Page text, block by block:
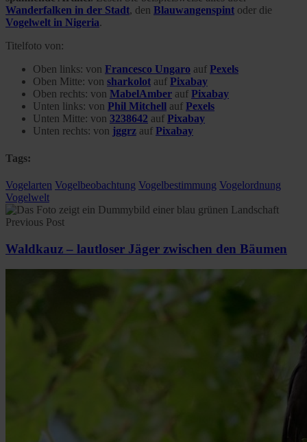
Wanderfalken in der Stadt, den Blauwangenspint oder die
Vogelwelt in Nigeria.
Titelfoto von:
Oben links: von Francesco Ungaro auf Pexels
Oben Mitte: von sharkolot auf Pixabay
Oben rechts: von MabelAmber auf Pixabay
Unten links: von Phil Mitchell auf Pexels
Unten Mitte: von 3238642 auf Pixabay
Unten rechts: von jggrz auf Pixabay
Tags:
Vogelarten Vogelbeobachtung Vogelbestimmung Vogelordnung
Vogelwelt
Previous Post
Waldkauz – lautloser Jäger zwischen den Bäumen